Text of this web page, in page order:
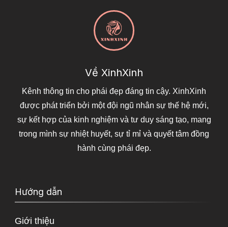
Về XinhXinh
Kênh thông tin cho phái đẹp đáng tin cậy. XinhXinh
được phát triển bởi một đội ngũ nhân sự thế hệ mới,
sự kết hợp của kinh nghiệm và tư duy sáng tạo, mang
trong mình sự nhiệt huyết, sự tỉ mỉ và quyết tâm đồng
hành cùng phái đẹp.
Hướng dẫn
Giới thiệu